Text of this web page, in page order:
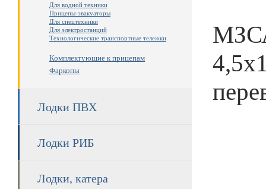
Для водной техники
Прицепы-эвакуаторы
Для спецтехники
Для электростанций
Технологические транспортные тележки
Комплектующие к прицепам
Фаркопы
Лодки ПВХ
Лодки РИБ
Лодки, катера